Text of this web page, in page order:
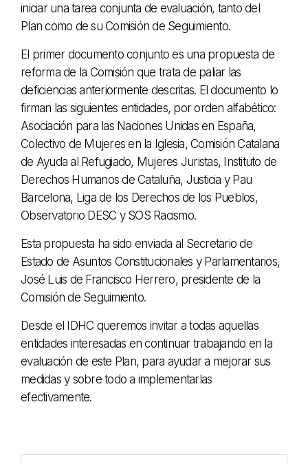
iniciar una tarea conjunta de evaluación, tanto del
Plan como de su Comisión de Seguimiento.
El primer documento conjunto es una propuesta de
reforma de la Comisión que trata de paliar las
deficiencias anteriormente descritas. El documento lo
firman las siguientes entidades, por orden alfabético:
Asociación para las Naciones Unidas en España,
Colectivo de Mujeres en la Iglesia, Comisión Catalana
de Ayuda al Refugiado, Mujeres Juristas, Instituto de
Derechos Humanos de Cataluña, Justicia y Pau
Barcelona, Liga de los Derechos de los Pueblos,
Observatorio DESC y SOS Racismo.
Esta propuesta ha sido enviada al Secretario de
Estado de Asuntos Constitucionales y Parlamentarios,
José Luis de Francisco Herrero, presidente de la
Comisión de Seguimiento.
Desde el IDHC queremos invitar a todas aquellas
entidades interesadas en continuar trabajando en la
evaluación de este Plan, para ayudar a mejorar sus
medidas y sobre todo a implementarlas
efectivamente.